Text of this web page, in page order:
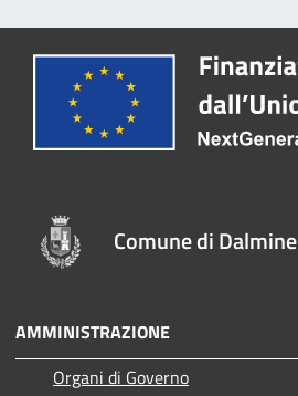
Comune di Dalmine
AMMINISTRAZIONE
Organi di Governo